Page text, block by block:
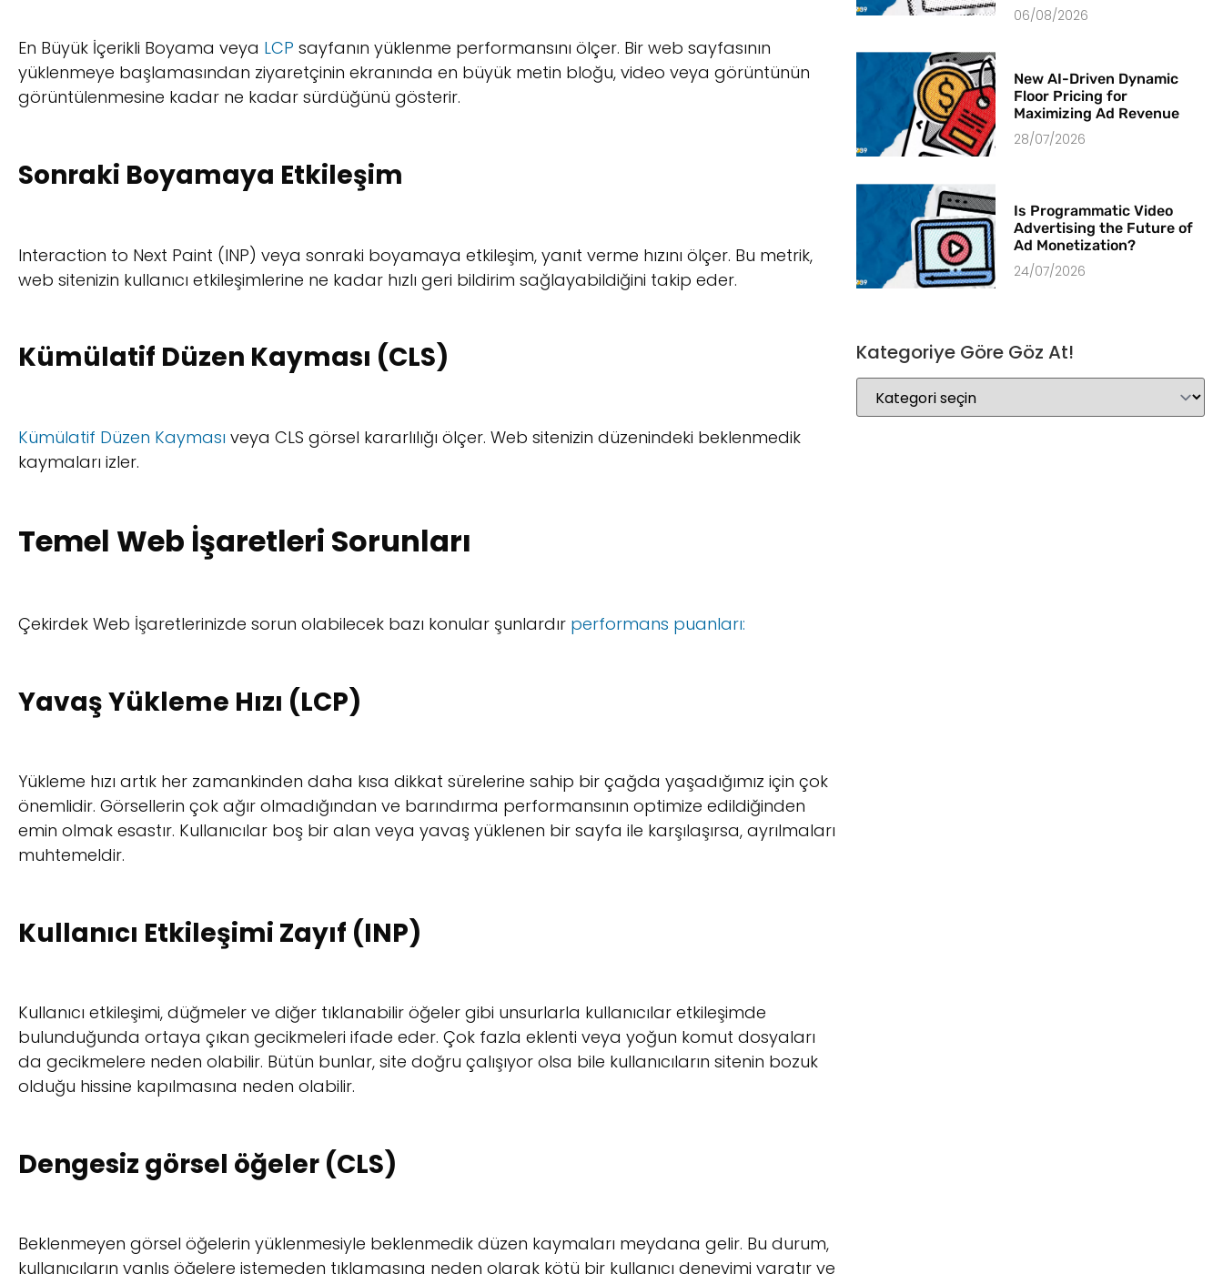
En Büyük İçerikli Boyama veya LCP sayfanın yüklenme performansını ölçer. Bir web sayfasının
yüklenmeye başlamasından ziyaretçinin ekranında en büyük metin bloğu, video veya görüntünün
görüntülenmesine kadar ne kadar sürdüğünü gösterir.
Sonraki Boyamaya Etkileşim
Interaction to Next Paint (INP) veya sonraki boyamaya etkileşim, yanıt verme hızını ölçer. Bu metrik,
web sitenizin kullanıcı etkileşimlerine ne kadar hızlı geri bildirim sağlayabildiğini takip eder.
Kümülatif Düzen Kayması (CLS)
Kümülatif Düzen Kayması veya CLS görsel kararlılığı ölçer. Web sitenizin düzenindeki beklenmedik
kaymaları izler.
Temel Web İşaretleri Sorunları
Çekirdek Web İşaretlerinizde sorun olabilecek bazı konular şunlardır performans puanları:
Yavaş Yükleme Hızı (LCP)
Yükleme hızı artık her zamankinden daha kısa dikkat sürelerine sahip bir çağda yaşadığımız için çok
önemlidir. Görsellerin çok ağır olmadığından ve barındırma performansının optimize edildiğinden
emin olmak esastır. Kullanıcılar boş bir alan veya yavaş yüklenen bir sayfa ile karşılaşırsa, ayrılmaları
muhtemeldir.
Kullanıcı Etkileşimi Zayıf (INP)
Kullanıcı etkileşimi, düğmeler ve diğer tıklanabilir öğeler gibi unsurlarla kullanıcılar etkileşimde
bulunduğunda ortaya çıkan gecikmeleri ifade eder. Çok fazla eklenti veya yoğun komut dosyaları
da gecikmelere neden olabilir. Bütün bunlar, site doğru çalışıyor olsa bile kullanıcıların sitenin bozuk
olduğu hissine kapılmasına neden olabilir.
Dengesiz görsel öğeler (CLS)
Beklenmeyen görsel öğelerin yüklenmesiyle beklenmedik düzen kaymaları meydana gelir. Bu durum,
kullanıcıların yanlış öğelere istemeden tıklamasına neden olarak kötü bir kullanıcı deneyimi yaratır ve
06/08/2026
New AI-Driven Dynamic
Floor Pricing for
Maximizing Ad Revenue
28/07/2026
Is Programmatic Video
Advertising the Future of
Ad Monetization?
24/07/2026
Kategoriye Göre Göz At!